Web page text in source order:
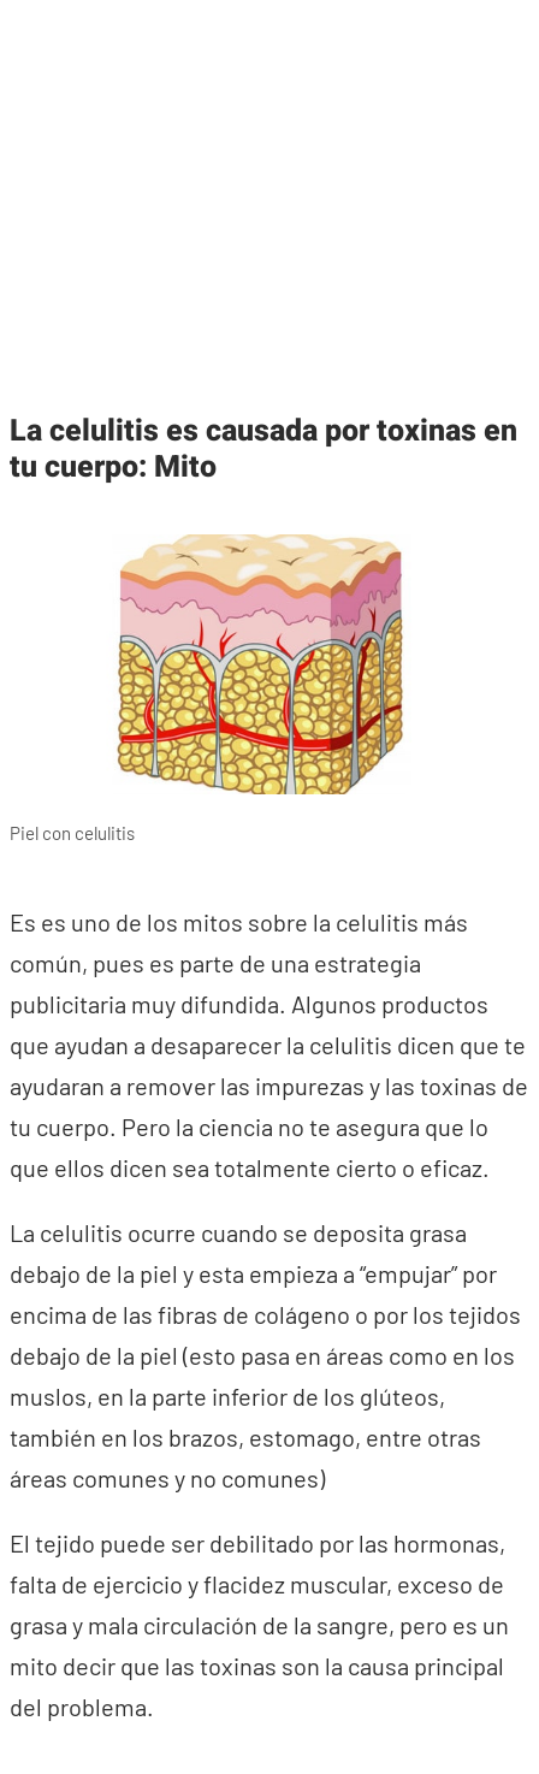
La celulitis es causada por toxinas en
tu cuerpo: Mito
Piel con celulitis
Es es uno de los mitos sobre la celulitis más
común, pues es parte de una estrategia
publicitaria muy difundida. Algunos productos
que ayudan a desaparecer la celulitis dicen que te
ayudaran a remover las impurezas y las toxinas de
tu cuerpo. Pero la ciencia no te asegura que lo
que ellos dicen sea totalmente cierto o eficaz.
La celulitis ocurre cuando se deposita grasa
debajo de la piel y esta empieza a “empujar” por
encima de las fibras de colágeno o por los tejidos
debajo de la piel (esto pasa en áreas como en los
muslos, en la parte inferior de los glúteos,
también en los brazos, estomago, entre otras
áreas comunes y no comunes)
El tejido puede ser debilitado por las hormonas,
falta de ejercicio y flacidez muscular, exceso de
grasa y mala circulación de la sangre, pero es un
mito decir que las toxinas son la causa principal
del problema.